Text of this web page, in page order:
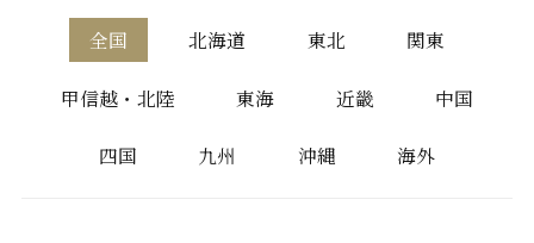
全国 北海道 東北 関東
甲信越・北陸 東海 近畿 中国
四国 九州 沖縄 海外